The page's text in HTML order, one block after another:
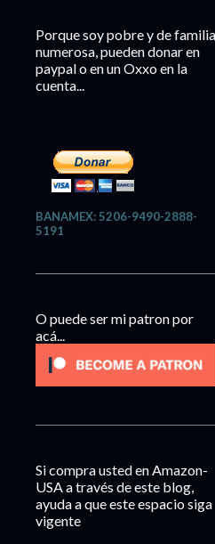
Porque soy pobre y de familia
numerosa, pueden donar en
paypal o en un Oxxo en la
cuenta...
BANAMEX: 5206-9490-2888-
5191
O puede ser mi patron por
acá...
Si compra usted en Amazon-
USA a través de este blog,
ayuda a que este espacio siga
vigente